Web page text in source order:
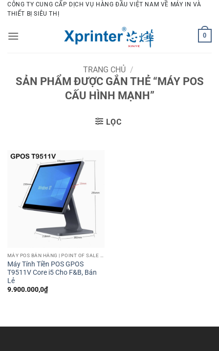
Bỏ
qua
dung
CÔNG TY CUNG CẤP DỊCH VỤ HÀNG ĐẦU VIỆT NAM VỀ MÁY IN VÀ
THIẾT BỊ SIÊU THỊ
0
TRANG CHỦ /
SẢN PHẨM ĐƯỢC GẮN THẺ “MÁY POS
CẤU HÌNH MẠNH”
LỌC
Máy Tính Tiền POS GPOS
T9511V Core i5 Cho F&B, Bán
Lẻ
9.900.000,0₫